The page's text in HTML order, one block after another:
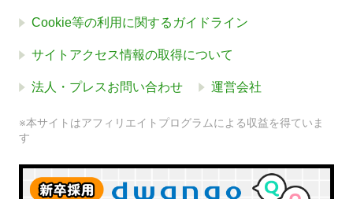
Cookie等の利用に関するガイドライン
サイトアクセス情報の取得について
法人・プレスお問い合わせ 運営会社
※本サイトはアフィリエイトプログラムによる収益を得ていま
す